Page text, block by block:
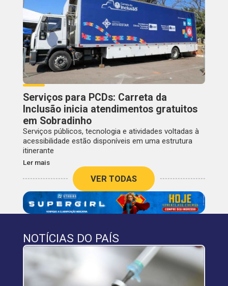
Serviços para PCDs: Carreta da
Inclusão inicia atendimentos gratuitos
em Sobradinho
Serviços públicos, tecnologia e atividades voltadas à
acessibilidade estão disponíveis em uma estrutura
itinerante
Ler mais
VER TODAS
NOTÍCIAS DO PAÍS